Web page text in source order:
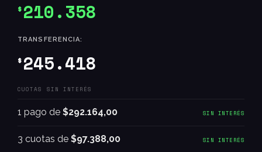
$210.358
$245.418
TRANSFERENCIA:
CUOTAS SIN INTERÉS
1 pago de $292.164,00 SIN INTERÉS
3 cuotas de $97.388,00 SIN INTERÉS